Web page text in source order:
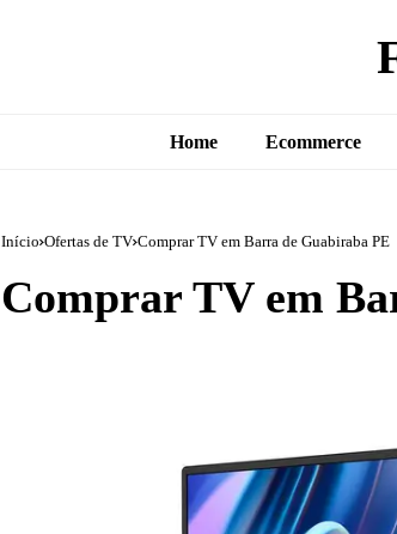
Home Ecommerce
Início Ofertas de TV Comprar TV em Barra de Guabiraba PE
Comprar TV em